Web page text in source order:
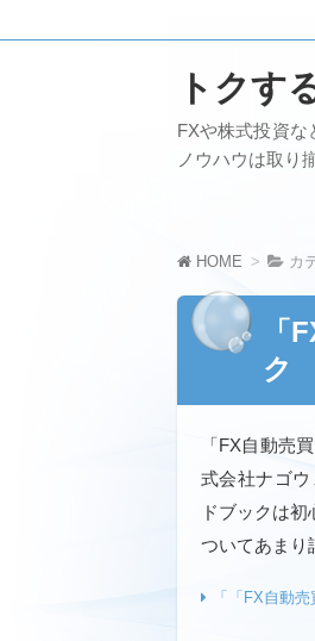
トクす
FXや株式投資
ノウハウは取り
HOME カ
「
ク
「FX自動売
式会社ナゴ
ドブックは
ついてあま
「「FX自動